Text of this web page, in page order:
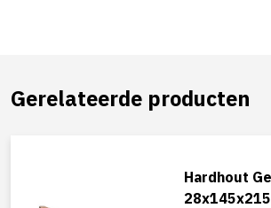
Gerelateerde producten
Hardhout